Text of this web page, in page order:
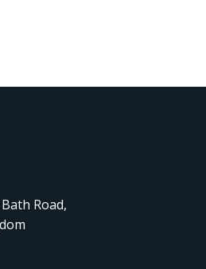
Road,